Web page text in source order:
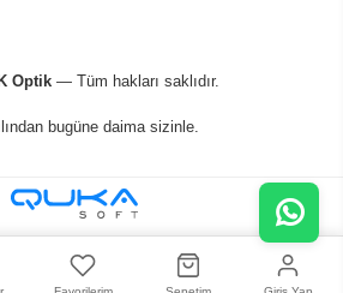
Optik— Tüm hakları saklıdır.
bugüne daima sizinle.